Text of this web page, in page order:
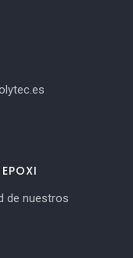
de nuestros